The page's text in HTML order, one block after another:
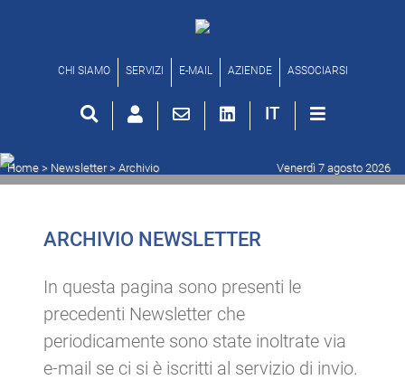
Archivio newsletter
CHI SIAMO SERVIZI E-MAIL AZIENDE ASSOCIARSI
IT
Venerdì 7 agosto 2026
Home > Newsletter > Archivio
ARCHIVIO NEWSLETTER
In questa pagina sono presenti le
precedenti Newsletter che
periodicamente sono state inoltrate via
e-mail se ci si è iscritti al servizio di invio.